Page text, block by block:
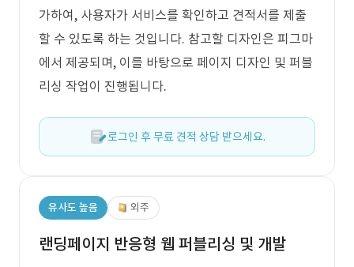
가하여, 사용자가 서비스를 확인하고 견적서를 제출
할 수 있도록 하는 것입니다. 참고할 디자인은 피그마
에서 제공되며, 이를 바탕으로 페이지 디자인 및 퍼블
리싱 작업이 진행됩니다.
로그인 후 무료 견적 상담 받으세요.
유사도 높음 외주
랜딩페이지 반응형 웹 퍼블리싱 및 개발